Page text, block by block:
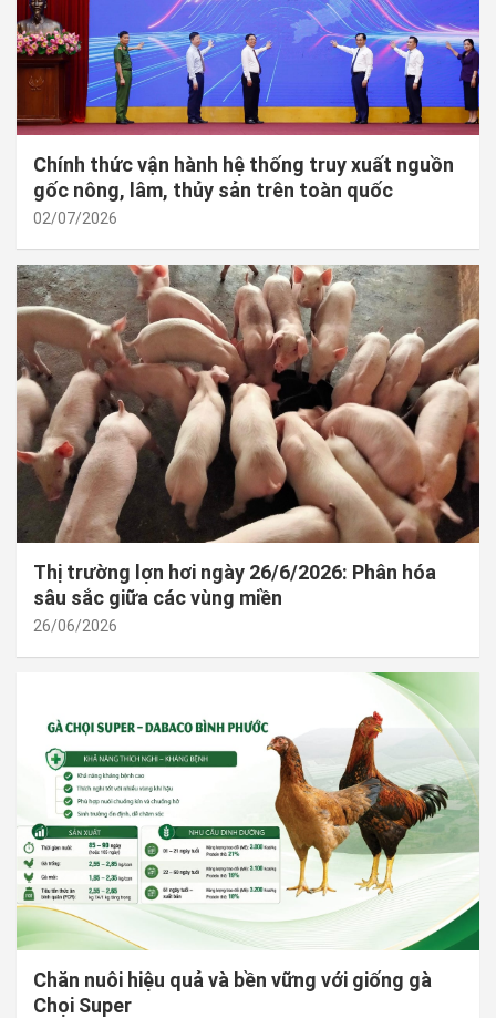
Chính thức vận hành hệ thống truy xuất nguồn
gốc nông, lâm, thủy sản trên toàn quốc
02/07/2026
Thị trường lợn hơi ngày 26/6/2026: Phân hóa
sâu sắc giữa các vùng miền
26/06/2026
Chăn nuôi hiệu quả và bền vững với giống gà
Chọi Super